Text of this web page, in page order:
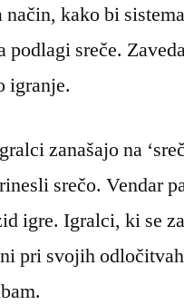
način, kako bi
podlagi sreče.
igranje.
zanašajo na
srečo. Vendar
igre. Igralci, ki se
pri svojih